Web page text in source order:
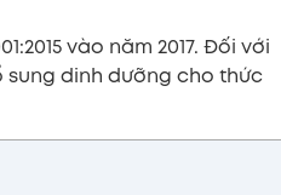
vào năm 2017. Đối với
sung dinh dưỡng cho thức